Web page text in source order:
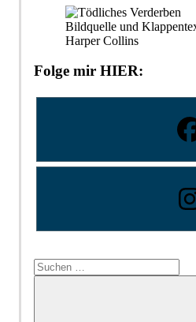
Bildquelle und
Harper Collins
Folge mir HIER:
Suchen
nach: